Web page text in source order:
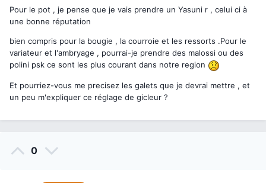
Pour le pot , je pense que je vais prendre un Yasuni r , celui ci à
une bonne réputation
bien compris pour la bougie , la courroie et les ressorts .Pour le
variateur et l'ambryage , pourrai-je prendre des malossi ou des
polini psk ce sont les plus courant dans notre region
Et pourriez-vous me precisez les galets que je devrai mettre , et
un peu m'expliquer ce réglage de gicleur ?
0